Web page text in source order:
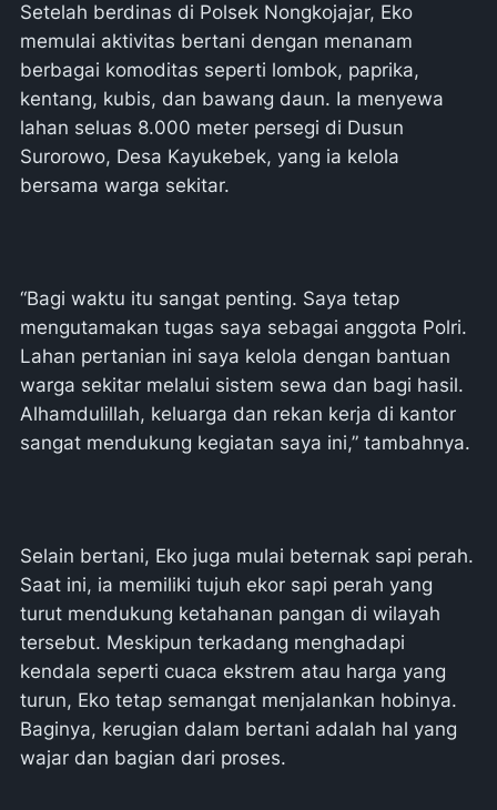
Setelah berdinas di Polsek Nongkojajar, Eko
memulai aktivitas bertani dengan menanam
berbagai komoditas seperti lombok, paprika,
kentang, kubis, dan bawang daun. Ia menyewa
lahan seluas 8.000 meter persegi di Dusun
Surorowo, Desa Kayukebek, yang ia kelola
bersama warga sekitar.
“Bagi waktu itu sangat penting. Saya tetap
mengutamakan tugas saya sebagai anggota Polri.
Lahan pertanian ini saya kelola dengan bantuan
warga sekitar melalui sistem sewa dan bagi hasil.
Alhamdulillah, keluarga dan rekan kerja di kantor
sangat mendukung kegiatan saya ini,” tambahnya.
Selain bertani, Eko juga mulai beternak sapi perah.
Saat ini, ia memiliki tujuh ekor sapi perah yang
turut mendukung ketahanan pangan di wilayah
tersebut. Meskipun terkadang menghadapi
kendala seperti cuaca ekstrem atau harga yang
turun, Eko tetap semangat menjalankan hobinya.
Baginya, kerugian dalam bertani adalah hal yang
wajar dan bagian dari proses.